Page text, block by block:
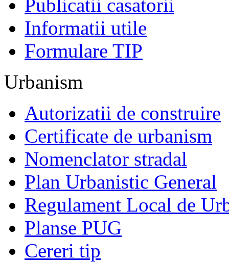
Publicatii casatorii
Informatii utile
Formulare TIP
Urbanism
Autorizatii de construire
Certificate de urbanism
Nomenclator stradal
Plan Urbanistic General
Regulament Local de
Planse PUG
Cereri tip